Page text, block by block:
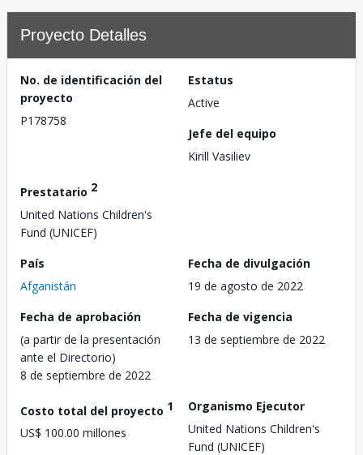
Proyecto Detalles
No. de identificación del
proyecto
P178758
Estatus
Active
Jefe del equipo
Kirill Vasiliev
Prestatario 2
United Nations Children's
Fund (UNICEF)
País
Afganistán
Fecha de divulgación
19 de agosto de 2022
Fecha de aprobación
(a partir de la presentación
ante el Directorio)
8 de septiembre de 2022
Fecha de vigencia
13 de septiembre de 2022
Costo total del proyecto 1
US$ 100.00 millones
Organismo Ejecutor
United Nations Children's
Fund (UNICEF)